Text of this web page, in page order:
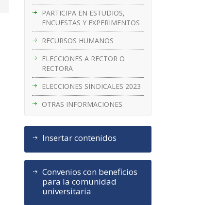
PARTICIPA EN ESTUDIOS,
ENCUESTAS Y EXPERIMENTOS
RECURSOS HUMANOS
ELECCIONES A RECTOR O
RECTORA
ELECCIONES SINDICALES 2023
OTRAS INFORMACIONES
Insertar contenidos
Convenios con beneficios
para la comunidad
universitaria